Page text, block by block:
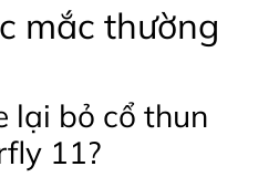
mắc thường
lại bỏ cổ thun
11?